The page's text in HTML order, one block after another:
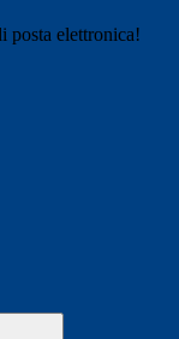
posta elettronica!